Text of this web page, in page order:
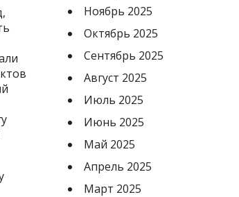
Ноябрь 2025
Октябрь 2025
Сентябрь 2025
Август 2025
Июль 2025
Июнь 2025
Май 2025
Апрель 2025
Март 2025